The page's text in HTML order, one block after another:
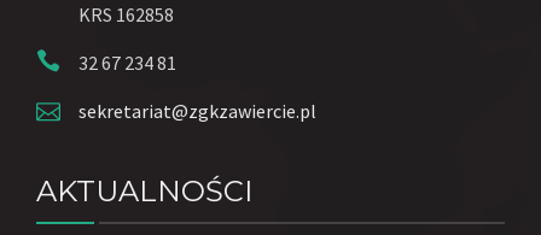
KRS 162858
32 67 234 81
sekretariat@zgkzawiercie.pl
AKTUALNOŚCI